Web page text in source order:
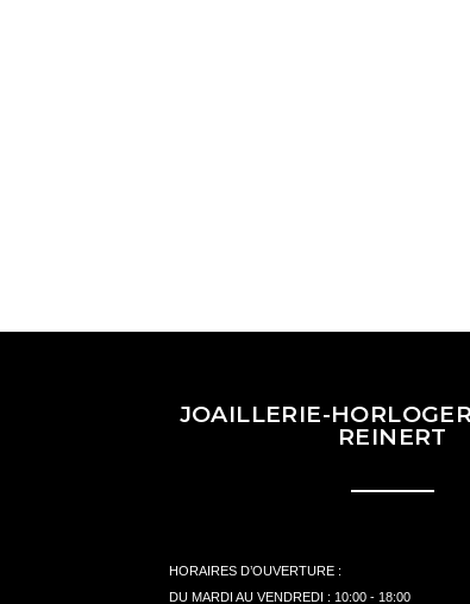
JOAILLERIE-
REINERT
HORAIRES D’OUVERTURE :
DU MARDI AU VENDREDI : 10:00 - 18:00